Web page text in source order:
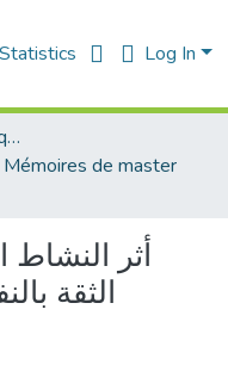
Statistics Log In
Institut d’Éducation Physique et Sportive
Mémoires de master
أثر النشاط
الثقة